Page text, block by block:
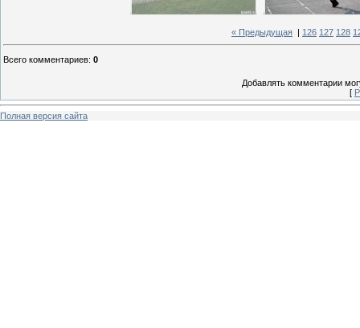
« Предыдущая 126 127 128
Всего комментариев: 0
Добавлять комментарии
[
Полная версия сайта